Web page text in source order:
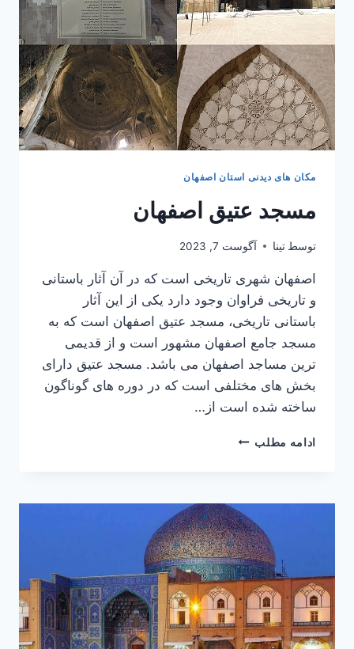
مکان های دیدنی استان اصفهان
مسجد عتیق اصفهان
توسط تینا آگوست 7, 2023
اصفهان شهری تاریخی است که در آن آثار باستانی
و تاریخی فراوان وجود دارد یکی از این آثار
باستانی تاریخی، مسجد عتیق اصفهان است که به
مسجد جامع اصفهان مشهور است و از قدیمی
ترین مساجد اصفهان می باشد. مسجد عتیق دارای
بخش های مختلفی است که در دوره های گوناگون
ساخته شده است از…
ادامه مطلب مسجد